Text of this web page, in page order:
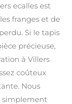
ecalles est
franges et de
Si le tapis
précieuse,
à Villers
coûteux
Nous
simplement